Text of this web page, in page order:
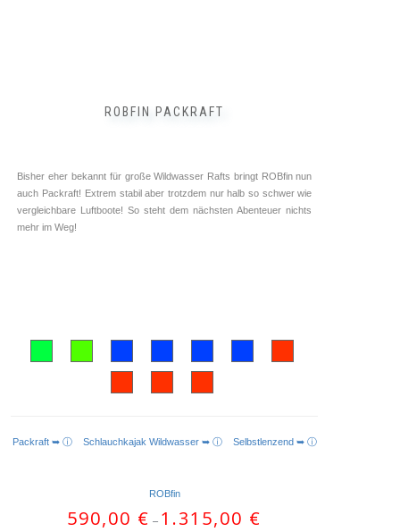
ROBFIN PACKRAFT
Bisher eher bekannt für große Wildwasser Rafts bringt ROBfin nun
auch Packraft! Extrem stabil aber trotzdem nur halb so schwer wie
vergleichbare Luftboote! So steht dem nächsten Abenteuer nichts
mehr im Weg!
AUSFÜHRUNG WÄHLEN
Packraft ➥ ⓘ Schlauchkajak Wildwasser ➥ ⓘ Selbstlenzend ➥ ⓘ
ROBfin
590,00 € – 1.315,00 €